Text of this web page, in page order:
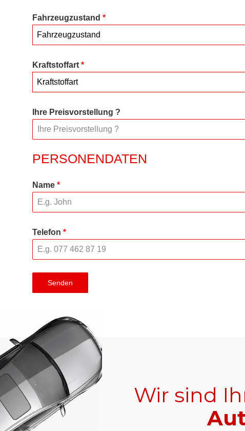
Fahrzeugzustand *
Fahrzeugzustand
Kraftstoffart *
Kraftstoffart
Ihre Preisvorstellung ?
PERSONENDATEN
Name *
Telefon *
Senden
Wir sind